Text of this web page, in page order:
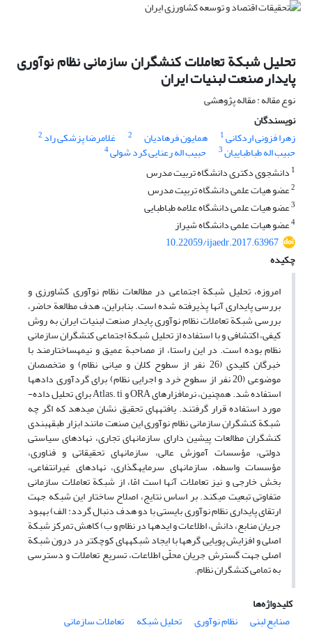
تحلیل شبکة تعاملات کنشگران سازمانی نظام نوآوری
پایدار صنعت لبنیات ایران
نوع مقاله : مقاله پژوهشی
نویسندگان
زهرا فزونی اردکانی1 همایون فرهادیان 2 غلامرضا پزشکی راد 2
حبیب اله طباطباییان3 حبیب اله رعنایی کرد شولی4
1 دانشجوی دکتری دانشگاه تربیت مدرس
2عضو هیات علمی دانشگاه تربیت مدرس
3عضو هیات علمی دانشگاه علامه طباطبایی
4عضو هیات علمی دانشگاه شیراز
10.22059/ijaedr.2017.63967
چکیده
امروزه، تحلیل شبکة اجتماعی در مطالعات نظام نوآوری کشاورزی و
بررسی پایداری آنها پذیرفته شده است. بنابراین، هدف مطالعة حاضر،
بررسی شبکة تعاملات نظام نوآوری پایدار صنعت لبنیات ایران به روش
کیفی، اکتشافی و با استفاده از تحلیل شبکة اجتماعی کنشگران سازمانی
نظام بوده است. در این راستا، از مصاحبة عمیق و نیمه­ساختارمند با
خبرگان کلیدی (26 نفر از سطوح کلان و میانی نظام) و متخصصان
موضوعی (20 نفر از سطوح خرد و اجرایی نظام) برای گردآوری داده­ها
استفاده شد. همچنین، نرم­افزارهای ORA و Atlas. ti برای تحلیل داده­
مورد استفاده قرار گرفتند. یافته­های تحقیق نشان ­می­دهد که اگر چه
شبکة کنشگران سازمانی نظام نوآوری این صنعت مانند ابزار طبقه­بندی
کنشگران مطالعات پیشین دارای سازمان­های تجاری، نهادهای سیاستی
دولتی، مؤسسات آموزش عالی، سازمان­های تحقیقاتی و فناوری،
مؤسسات واسطه، سازمان­های سرمایه­گذاری، نهادهای غیرانتفاعی،
بخش خارجی و نیز تعاملات آنها است امّا، از شبکة تعاملات سازمانی
متفاوتی تبعیت می­کند. بر اساس نتایج، اصلاح ساختار این شبکه جهت
ارتقای پایداری نظام نوآوری بایستی با دو هدف دنبال گردد: الف) بهبود
جریان منابع، دانش، اطلاعات و ایده­ها در نظام و ب) کاهش تمرکز شبکة
اصلی و افزایش پویایی گره­ها با ایجاد شبکه­های کوچکتر در درون شبکة
اصلی جهت گسترش جریان محلّی اطلاعات، تسریع تعاملات و دسترسی
به تمامی کنشگران نظام.
کلیدواژه‌ها
صنایع لبنی
نظام نوآوری تحلیل شبکه
تعاملات سازمانی